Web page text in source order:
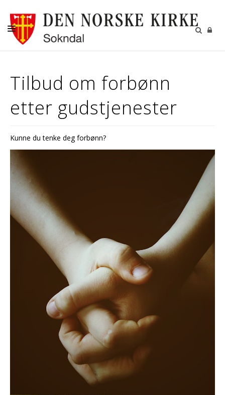
DÅP-BRYLLUP-GRAVFERD
TROSOPPLÆRING
MØTEPAPIRER MR OG FR
OVERSIKT OVER HALVÅRET
Tilbud om forbønn
etter gudstjenester
Kunne du tenke deg forbønn?